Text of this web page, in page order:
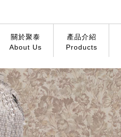
關於聚泰
About Us
產品介紹
Products